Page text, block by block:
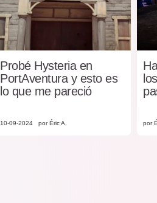
Probé Hysteria en
PortAventura y esto es
lo que me pareció
10-09-2024 por Éric A. por